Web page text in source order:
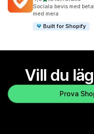
818 recensioner totalt
Sociala bevis med
med mera
Built for Shopify
Vill du
Prova